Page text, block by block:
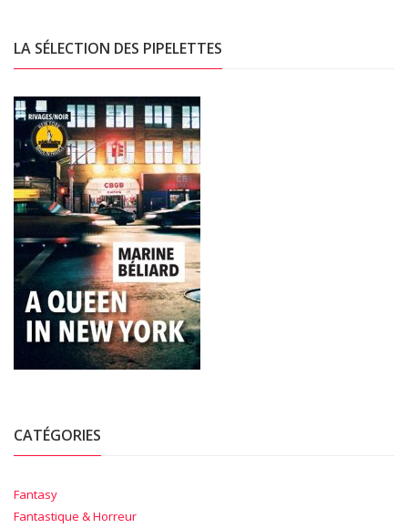
LA SÉLECTION DES PIPELETTES
CATÉGORIES
Fantasy
Fantastique & Horreur